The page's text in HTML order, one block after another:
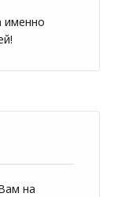
именно
на